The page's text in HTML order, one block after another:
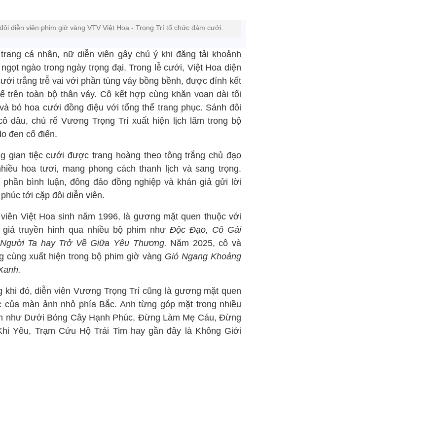
diễn viên phim giờ vàng VTV Việt Hoa - Trọng Trí tổ chức đám cưới.
cá nhân, nữ diễn viên gây chú ý khi đăng tải khoảnh
ngào trong ngày trọng đại. Trong lễ cưới, Việt Hoa diện
trắng trễ vai với phần tùng váy bồng bềnh, được đính kết
trên toàn bộ thân váy. Cô kết hợp cùng khăn voan dài tối
bó hoa cưới đồng điệu với tổng thể trang phục. Sánh đôi
dâu, chú rể Vương Trọng Trí xuất hiện lịch lãm trong bộ
đen cổ điển.
gian tiệc cưới được trang hoàng theo tông trắng chủ đạo
hoa tươi, mang phong cách thanh lịch và sang trọng.
bình luận, đông đảo đồng nghiệp và khán giả gửi lời
tới cặp đôi diễn viên.
Việt Hoa sinh năm 1996, là gương mặt quen thuộc với
giả truyền hình qua nhiều bộ phim như Độc Đạo, Cô Gái
Ta hay Trở Về Giữa Yêu Thương. Năm 2025, cô và
cùng xuất hiện trong bộ phim giờ vàng Gió Ngang Khoảng
khi đó, diễn viên Vương Trọng Trí cũng là gương mặt quen
của màn ảnh nhỏ phía Bắc. Anh từng góp mặt trong nhiều
như Dưới Bóng Cây Hạnh Phúc, Đừng Làm Mẹ Cáu, Đừng
Yêu, Trạm Cứu Hộ Trái Tim hay gần đây là Không Giới